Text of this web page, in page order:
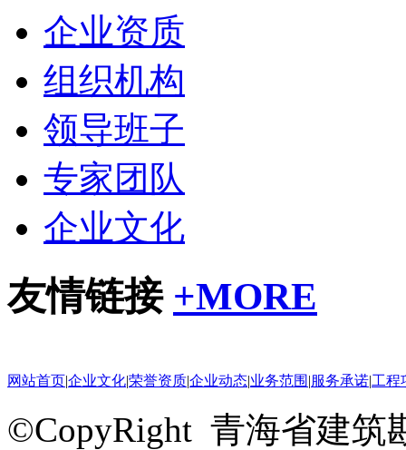
企业资质
组织机构
领导班子
专家团队
企业文化
友情链接 +MORE
网站首页|企业文化|荣誉资质|企业动态|业务范围 |服务承诺|工程
©CopyRight 青海省建筑